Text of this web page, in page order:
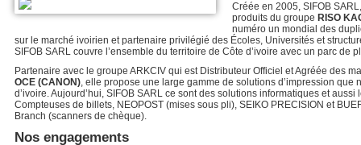
Créée en 2005, SIFOB
produits du groupe RISO
numéro un mondial des
sur le marché ivoirien et partenaire privilégié des Écoles, Universités et
SIFOB SARL couvre l’ensemble du territoire de Côte d’ivoire avec un parc de
Partenaire avec le groupe ARKCIV qui est Distributeur Officiel et Agréée des
OCE (CANON), elle propose une large gamme de solutions d’impression que
d’ivoire. Aujourd’hui, SIFOB SARL ce sont des solutions informatiques et
Compteuses de billets, NEOPOST (mises sous pli), SEIKO PRECISION et
Branch (scanners de chèque).
Nos engagements